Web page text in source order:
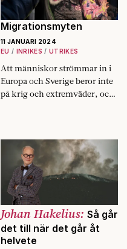
Migrationsmyten
11 JANUARI 2024
EU
INRIKES UTRIKES
Att människor strömmar in i
Europa och Sverige beror inte
på krig och extremväder, och
driver människor hit.
Johan Hakelius: Så går
det till när det går åt
helvete